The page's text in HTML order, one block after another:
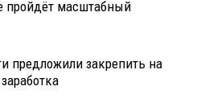
пройдёт масштабный
предложили закрепить на